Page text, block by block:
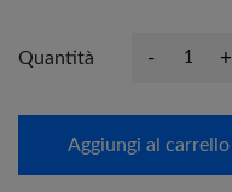
Quantità - +
Aggiungi al carrello